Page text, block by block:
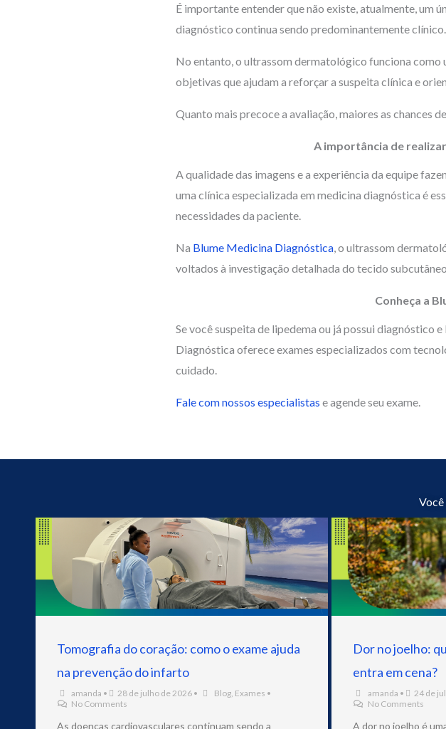
É importante entender que não existe, atualmente, um
diagnóstico continua sendo predominantemente clínico.
No entanto, o ultrassom dermatológico funciona
objetivas que ajudam a reforçar a suspeita clínica e
Quanto mais precoce a avaliação, maiores as chances
A importância de
A qualidade das imagens e a experiência da equipe
uma clínica especializada em medicina diagnóstica é
necessidades da paciente.
Na Blume Medicina Diagnóstica, o ultrassom
voltados à investigação detalhada do tecido
Conheça a
Se você suspeita de lipedema ou já possui diagnóstico
Diagnóstica oferece exames especializados com
cuidado.
Fale com nossos especialistas e agende seu exame.
Tomografia do coração: como o exame ajuda
na prevenção do infarto
amanda • 28 de julho de 2026 • Blog, Exames •
No Comments
As doenças cardiovasculares continuam sendo a
Dor no joelho:
entra em cena?
amanda • 24 de
No Comments
A dor no joelho é